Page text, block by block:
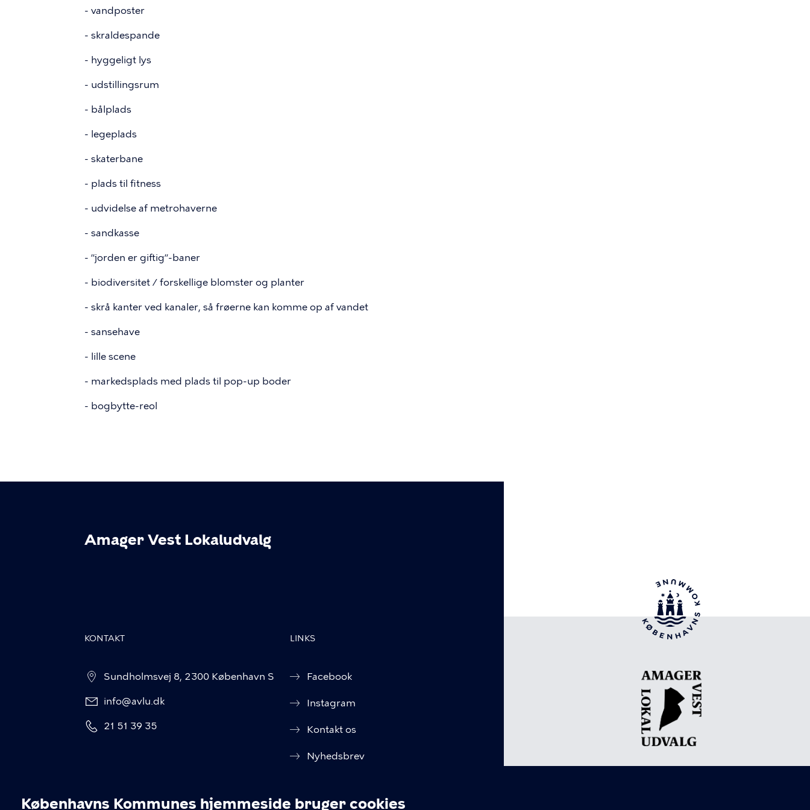
Københavns Kommunes hjemmeside bruger cookies
- vandposter
- skraldespande
- hyggeligt lys
- udstillingsrum
- bålplads
- legeplads
- skaterbane
- plads til fitness
- udvidelse af metrohaverne
- sandkasse
- ”jorden er giftig”-baner
- biodiversitet / forskellige blomster og planter
- skrå kanter ved kanaler, så frøerne kan komme op af vandet
- sansehave
- lille scene
- markedsplads med plads til pop-up boder
- bogbytte-reol
Amager Vest Lokaludvalg
KONTAKT
Sundholmsvej 8, 2300 København S
info@avlu.dk
21 51 39 35
LINKS
Facebook
Instagram
Kontakt os
Nyhedsbrev